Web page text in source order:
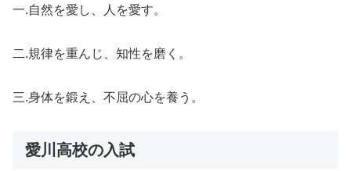
一.自然を愛し、人を愛す。
二.規律を重んじ、知性を磨く。
三.身体を鍛え、不屈の心を養う。
愛川高校の入試